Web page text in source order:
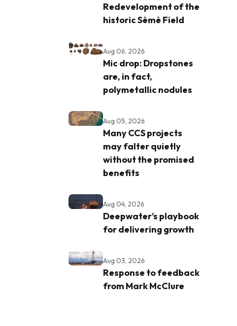
Redevelopment of the
historic Sèmè Field
Aug 06, 2026
Mic drop: Dropstones
are, in fact,
polymetallic nodules
Aug 05, 2026
Many CCS projects
may falter quietly
without the promised
benefits
Aug 04, 2026
Deepwater’s playbook
for delivering growth
Aug 03, 2026
Response to feedback
from Mark McClure